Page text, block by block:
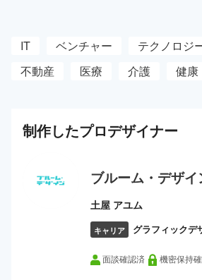
IT ベンチャー テクノロジ
不動産
医療 介護 健康
制作したプロデザイナー
ブルーム・デザイ
土屋 アユム
キャリア グラフィックデ
面談確認済 機密保持